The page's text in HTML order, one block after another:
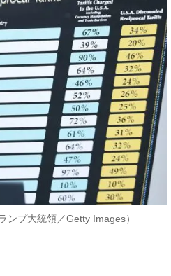
ンプ大統領／Getty Images）